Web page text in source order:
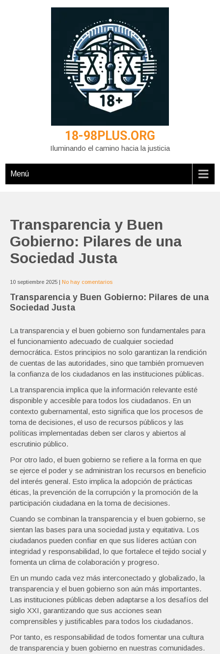
18-98PLUS.ORG
Iluminando el camino hacia la justicia
Menú
Transparencia y Buen
Gobierno: Pilares de una
Sociedad Justa
10 septiembre 2025 | No hay comentarios
Transparencia y Buen Gobierno: Pilares de una
Sociedad Justa
La transparencia y el buen gobierno son fundamentales para
el funcionamiento adecuado de cualquier sociedad
democrática. Estos principios no solo garantizan la rendición
de cuentas de las autoridades, sino que también promueven
la confianza de los ciudadanos en las instituciones públicas.
La transparencia implica que la información relevante esté
disponible y accesible para todos los ciudadanos. En un
contexto gubernamental, esto significa que los procesos de
toma de decisiones, el uso de recursos públicos y las
políticas implementadas deben ser claros y abiertos al
escrutinio público.
Por otro lado, el buen gobierno se refiere a la forma en que
se ejerce el poder y se administran los recursos en beneficio
del interés general. Esto implica la adopción de prácticas
éticas, la prevención de la corrupción y la promoción de la
participación ciudadana en la toma de decisiones.
Cuando se combinan la transparencia y el buen gobierno, se
sientan las bases para una sociedad justa y equitativa. Los
ciudadanos pueden confiar en que sus líderes actúan con
integridad y responsabilidad, lo que fortalece el tejido social y
fomenta un clima de colaboración y progreso.
En un mundo cada vez más interconectado y globalizado, la
transparencia y el buen gobierno son aún más importantes.
Las instituciones públicas deben adaptarse a los desafíos del
siglo XXI, garantizando que sus acciones sean
comprensibles y justificables para todos los ciudadanos.
Por tanto, es responsabilidad de todos fomentar una cultura
de transparencia y buen gobierno en nuestras comunidades.